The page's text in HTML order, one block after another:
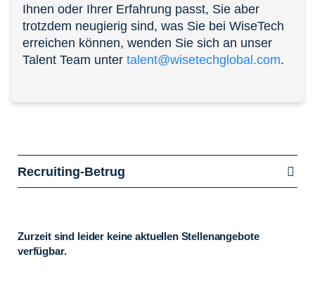
Ihnen oder Ihrer Erfahrung passt, Sie aber
trotzdem neugierig sind, was Sie bei WiseTech
erreichen können, wenden Sie sich an unser
Talent Team unter talent@wisetechglobal.com.
Recruiting-Betrug
Zurzeit sind leider keine aktuellen Stellenangebote
verfügbar.